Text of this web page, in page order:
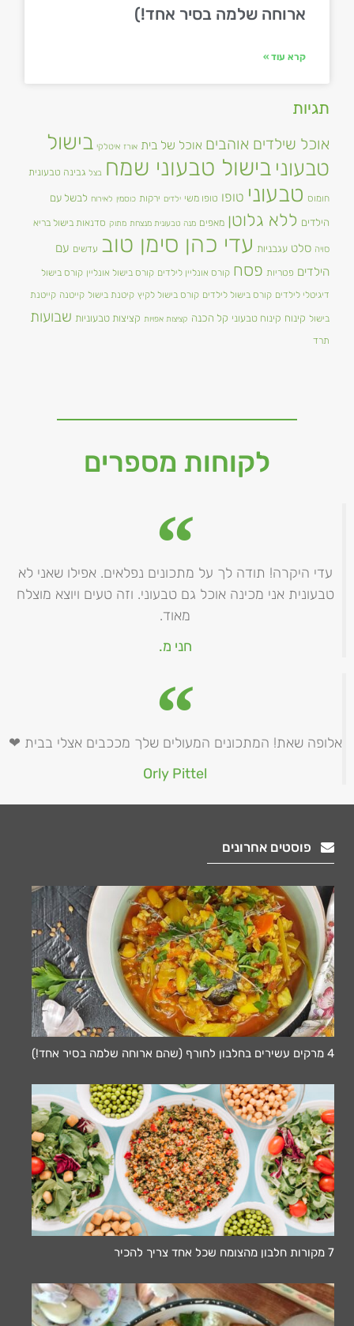
ארוחה שלמה בסיר אחד!)
קרא עוד »
תגיות
אוכל שילדים אוהבים אוכל של בית אורז איטלקי בישול
טבעוני בישול טבעוני שמח בצל גבינה טבעונית
חומוס טבעוני טופו טופו משי ילדים ירקות כוסמין לאירוח לבשל עם
הילדים ללא גלוטן מאפים מנה טבעונית מנצחת מתוק סדנאות בישול בריא
סויה סלט עגבניות עדי כהן סימן טוב עדשים עם
הילדים פטריות פסח קורס אונליין לילדים קורס בישול אונליין קורס בישול
דיגיטלי לילדים קורס בישול לילדים קורס בישול לקיץ קיטנת בישול קייטנה קייטנת
בישול קינוח קינוח טבעוני קל הכנה קציצות אפויות קציצות טבעוניות שבועות
תרד
לקוחות מספרים
עדי היקרה! תודה לך על מתכונים נפלאים. אפילו שאני לא
טבעונית אני מכינה אוכל גם טבעוני. וזה טעים ויוצא מוצלח
מאוד.
חני מ.
אלופה שאת! המתכונים המעולים שלך מככבים אצלי בבית ❤
Orly Pittel
פוסטים אחרונים
4 מרקים עשירים בחלבון לחורף (שהם ארוחה שלמה בסיר אחד!)
7 מקורות חלבון מהצומח שכל אחד צריך להכיר